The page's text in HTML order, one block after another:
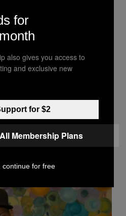
August 10,
for
also gives you access to
and exclusive new
for $2
Membership Plans
continue for free